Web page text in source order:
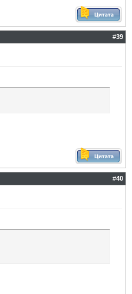
#39
#40